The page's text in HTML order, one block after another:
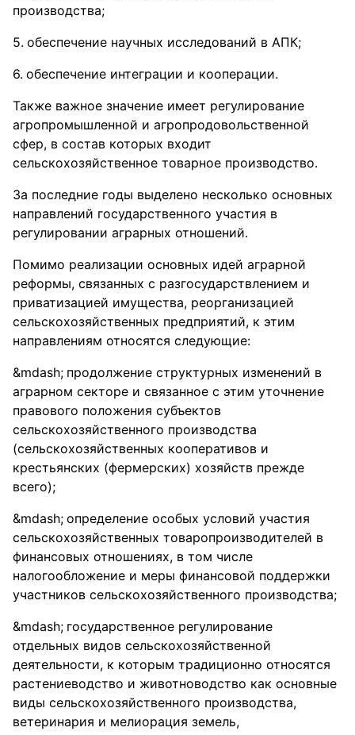
производства;
обеспечение научных исследований в АПК;
обеспечение интеграции и кооперации.
Также важное значение имеет регулирование
агропромышленной и агропродовольственной
сфер, в состав которых входит
сельскохозяйственное товарное производство.
За последние годы выделено несколько основных
направлений государственного участия в
регулировании аграрных отношений.
Помимо реализации основных идей аграрной
реформы, связанных с разгосударствлением и
приватизацией имущества, реорганизацией
сельскохозяйственных предприятий, к этим
направлениям относятся следующие:
продолжение структурных изменений в
аграрном секторе и связанное с этим уточнение
правового положения субъектов
сельскохозяйственного производства
(сельскохозяйственных кооперативов и
крестьянских (фермерских) хозяйств прежде
всего);
определение особых условий участия
сельскохозяйственных товаропроизводителей в
финансовых отношениях, в том числе
налогообложение и меры финансовой поддержки
участников сельскохозяйственного производства;
государственное регулирование
отдельных видов сельскохозяйственной
деятельности, к которым традиционно относятся
растениеводство и животноводство как основные
виды сельскохозяйственного производства,
ветеринария и мелиорация земель,